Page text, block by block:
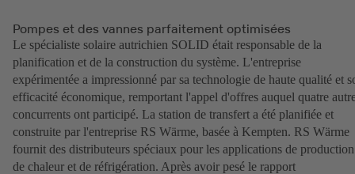
Pompes et des vannes parfaitement optimisées
Le spécialiste solaire autrichien SOLID était responsable de la
planification et de la construction du système. L'entreprise
expérimentée a impressionné par sa technologie de haute qualité et
efficacité économique, remportant l'appel d'offres auquel quatre
concurrents ont participé. La station de transfert a été planifiée et
construite par l'entreprise RS Wärme, basée à Kempten. RS Wärme
fournit des distributeurs spéciaux pour les applications de production
de chaleur et de réfrigération. Après avoir pesé le rapport